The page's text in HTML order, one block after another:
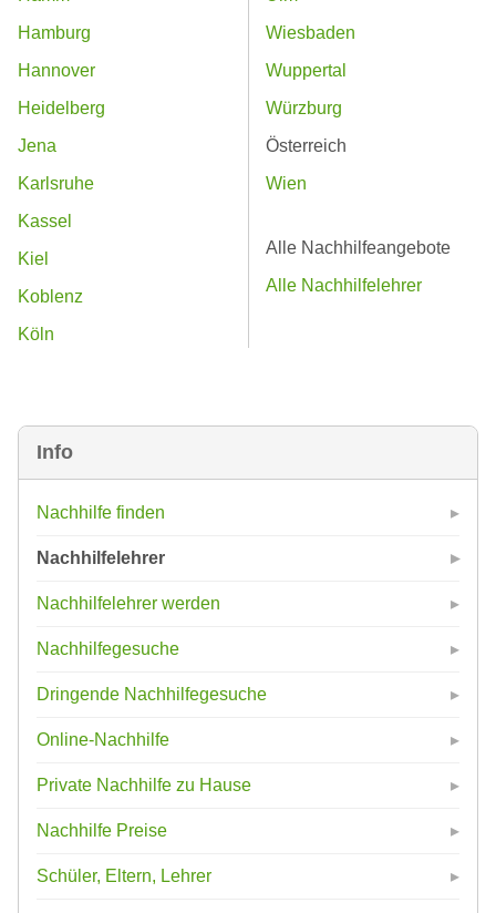
Info
Nachhilfe finden
Nachhilfelehrer
Nachhilfelehrer werden
Nachhilfegesuche
Dringende Nachhilfegesuche
Online-Nachhilfe
Private Nachhilfe zu Hause
Nachhilfe Preise
Schüler, Eltern, Lehrer
Hamburg
Hannover
Heidelberg
Jena
Karlsruhe
Kassel
Kiel
Koblenz
Köln
Wiesbaden
Wuppertal
Würzburg
Österreich
Wien
Alle Nachhilfeangebote
Alle Nachhilfelehrer